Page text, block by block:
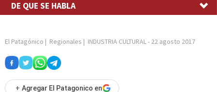
DE QUE SE HABLA
El Patagónico | Regionales | INDUSTRIA CULTURAL- 22 agosto 2017
+ Agregar El Patagonico en